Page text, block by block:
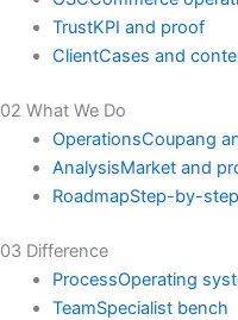
TrustKPI and proof
ClientCases and
02 What We Do
OperationsCoupang
AnalysisMarket and
RoadmapStep-by-
03 Difference
ProcessOperating
TeamSpecialist bench